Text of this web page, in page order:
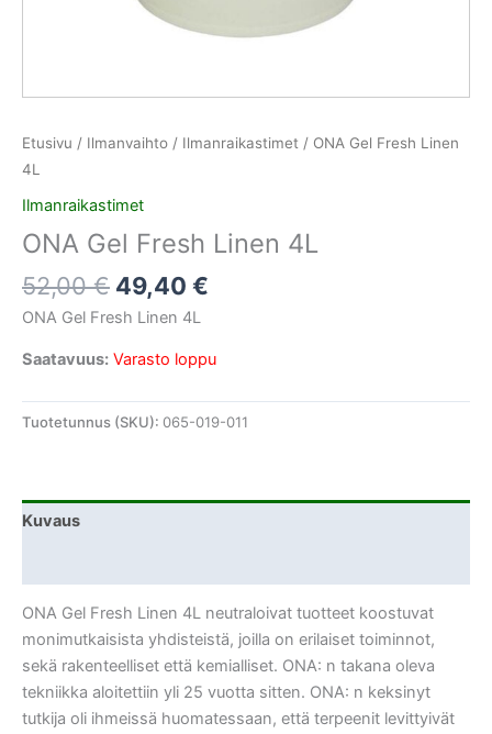
Etusivu / Ilmanvaihto / Ilmanraikastimet / ONA Gel Fresh Linen
4L
Ilmanraikastimet
ONA Gel Fresh Linen 4L
52,00€ 49,40 €
ONA Gel Fresh Linen 4L
Saatavuus: Varasto loppu
Tuotetunnus (SKU): 065-019-011
Kuvaus
ONA Gel Fresh Linen 4L neutraloivat tuotteet koostuvat
monimutkaisista yhdisteistä, joilla on erilaiset toiminnot,
sekä rakenteelliset että kemialliset. ONA: n takana oleva
tekniikka aloitettiin yli 25 vuotta sitten. ONA: n keksinyt
tutkija oli ihmeissä huomatessaan, että terpeenit levittyivät